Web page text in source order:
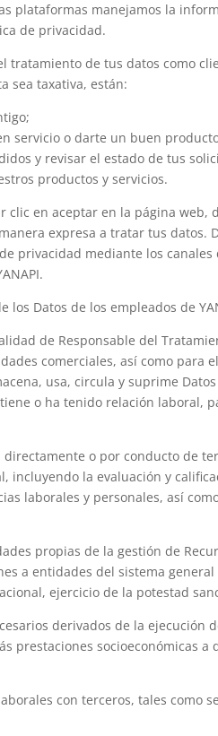
plataformas manejamos la
de privacidad.
tratamiento de tus datos como
sea taxativa, están:
servicio o darte un buen
y revisar el estado de tus
productos y servicios.
clic en aceptar en la página web,
expresa a tratar tus datos.
privacidad mediante los
los Datos de los empleados de
de Responsable del
comerciales, así como para
usa, circula y suprime
o ha tenido relación laboral,
o por conducto de
incluyendo la evaluación y
laborales y personales, así
propias de la gestión de
a entidades del sistema
ejercicio de la potestad
derivados de la ejecución
prestaciones socioeconómicas
con terceros, tales como